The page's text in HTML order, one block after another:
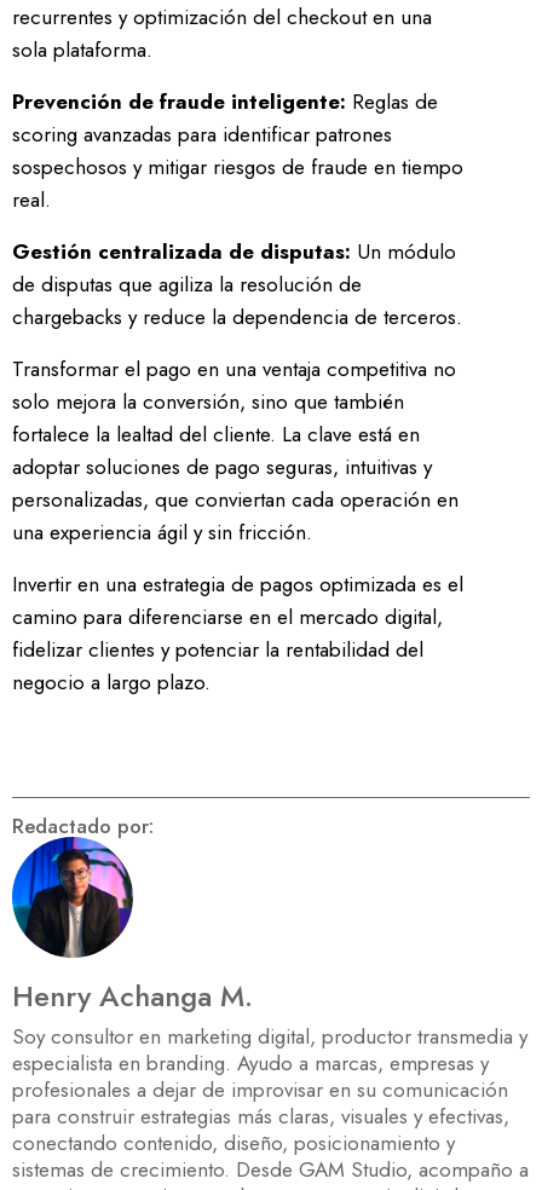
recurrentes y optimización del checkout en una
sola plataforma.
Prevención de fraude inteligente: Reglas de
scoring avanzadas para identificar patrones
sospechosos y mitigar riesgos de fraude en tiempo
real.
Gestión centralizada de disputas: Un módulo
de disputas que agiliza la resolución de
chargebacks y reduce la dependencia de terceros.
Transformar el pago en una ventaja competitiva no
solo mejora la conversión, sino que también
fortalece la lealtad del cliente. La clave está en
adoptar soluciones de pago seguras, intuitivas y
personalizadas, que conviertan cada operación en
una experiencia ágil y sin fricción.
Invertir en una estrategia de pagos optimizada es el
camino para diferenciarse en el mercado digital,
fidelizar clientes y potenciar la rentabilidad del
negocio a largo plazo.
Redactado por:
Henry Achanga M.
Soy consultor en marketing digital, productor transmedia y
especialista en branding. Ayudo a marcas, empresas y
profesionales a dejar de improvisar en su comunicación
para construir estrategias más claras, visuales y efectivas,
conectando contenido, diseño, posicionamiento y
sistemas de crecimiento. Desde GAM Studio, acompaño a